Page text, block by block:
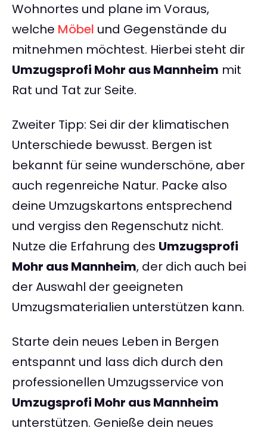
Wohnortes und plane im Voraus,
welche Möbel und Gegenstände du
mitnehmen möchtest. Hierbei steht dir
Umzugsprofi Mohr aus Mannheim mit
Rat und Tat zur Seite.
Zweiter Tipp: Sei dir der klimatischen
Unterschiede bewusst. Bergen ist
bekannt für seine wunderschöne, aber
auch regenreiche Natur. Packe also
deine Umzugskartons entsprechend
und vergiss den Regenschutz nicht.
Nutze die Erfahrung des Umzugsprofi
Mohr aus Mannheim, der dich auch bei
der Auswahl der geeigneten
Umzugsmaterialien unterstützen kann.
Starte dein neues Leben in Bergen
entspannt und lass dich durch den
professionellen Umzugsservice von
Umzugsprofi Mohr aus Mannheim
unterstützen. Genieße dein neues